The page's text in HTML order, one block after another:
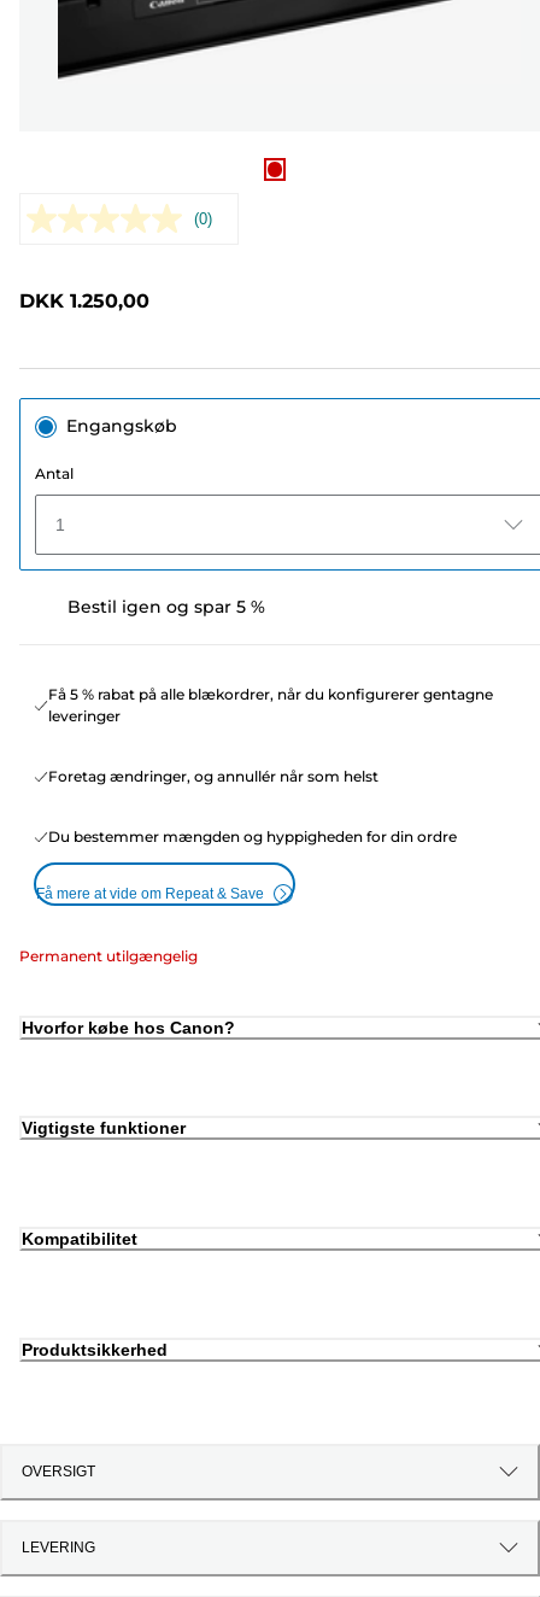
Ingen
(0)
DKK 1.250,00
Engangskøb
Antal
1
Bestil igen og spar 5 %
Få 5 % rabat på alle blækordrer, når du konfigurerer gentagne
leveringer
Foretag ændringer, og annullér når som helst
Du bestemmer mængden og hyppigheden for din ordre
Få mere at vide om Repeat & Save
Permanent utilgængelig
Hvorfor købe hos Canon?
Vigtigste funktioner
Kompatibilitet
Produktsikkerhed
OVERSIGT
LEVERING